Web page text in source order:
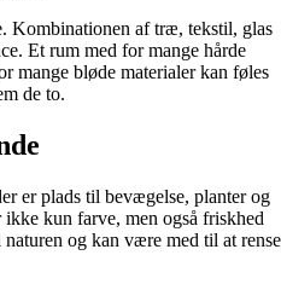
Kombinationen af træ, tekstil, glas
Et rum med for mange hårde
mange bløde materialer kan føles
de to.
er plads til bevægelse, planter og
kun farve, men også friskhed
og kan være med til at rense